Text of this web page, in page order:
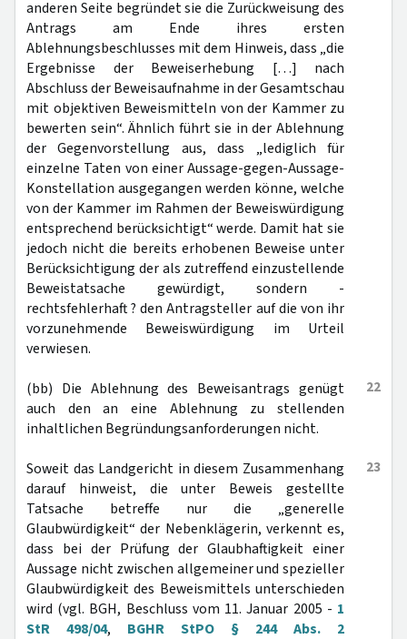
anderen Seite begründet sie die Zurückweisung des
Antrags am Ende ihres ersten
Ablehnungsbeschlusses mit dem Hinweis, dass „die
Ergebnisse der Beweiserhebung […] nach
Abschluss der Beweisaufnahme in der Gesamtschau
mit objektiven Beweismitteln von der Kammer zu
bewerten sein“. Ähnlich führt sie in der Ablehnung
der Gegenvorstellung aus, dass „lediglich für
einzelne Taten von einer Aussage-gegen-Aussage-
Konstellation ausgegangen werden könne, welche
von der Kammer im Rahmen der Beweiswürdigung
entsprechend berücksichtigt“ werde. Damit hat sie
jedoch nicht die bereits erhobenen Beweise unter
Berücksichtigung der als zutreffend einzustellende
Beweistatsache gewürdigt, sondern -
rechtsfehlerhaft ? den Antragsteller auf die von ihr
vorzunehmende Beweiswürdigung im Urteil
verwiesen.
22
(bb) Die Ablehnung des Beweisantrags genügt
auch den an eine Ablehnung zu stellenden
inhaltlichen Begründungsanforderungen nicht.
23
Soweit das Landgericht in diesem Zusammenhang
darauf hinweist, die unter Beweis gestellte
Tatsache betreffe nur die „generelle
Glaubwürdigkeit“ der Nebenklägerin, verkennt es,
dass bei der Prüfung der Glaubhaftigkeit einer
Aussage nicht zwischen allgemeiner und spezieller
Glaubwürdigkeit des Beweismittels unterschieden
wird (vgl. BGH, Beschluss vom 11. Januar 2005 - 1
StR 498/04, BGHR StPO § 244 Abs. 2